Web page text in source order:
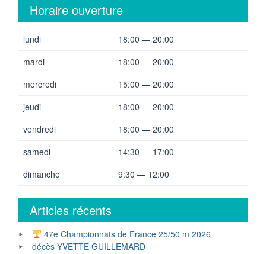
Horaire ouverture
lundi
18:00 — 20:00
mardi
18:00 — 20:00
mercredi
15:00 — 20:00
jeudi
18:00 — 20:00
vendredi
18:00 — 20:00
samedi
14:30 — 17:00
dimanche
9:30 — 12:00
Articles récents
47e Championnats de France 25/50 m 2026
décès YVETTE GUILLEMARD